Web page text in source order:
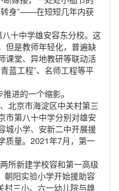
转身”——在短短几年内获
十中学雄安容东分校。这
但是教师年轻化，普遍缺
课堂、异地教研等联动活
蓝工程”、名师工程等平
进的一个缩影。
北京市海淀区中关村第三
市第八十中学分别对雄安
城小学、安新二中开展援
质量。2021年7月，第一
所新建学校容和第一高级
朝阳实验小学开始援助容
村三小、六一幼儿院与雄